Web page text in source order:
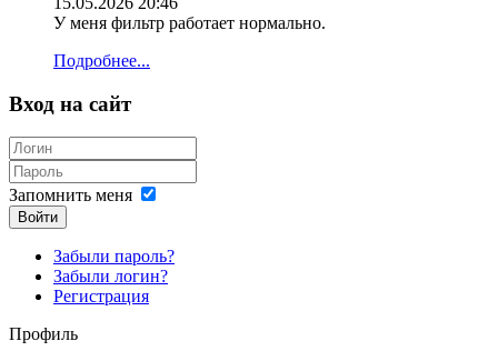
У меня фильтр работает нормально.
Подробнее...
Вход на сайт
Запомнить меня
Войти
Забыли пароль?
Забыли логин?
Регистрация
Профиль